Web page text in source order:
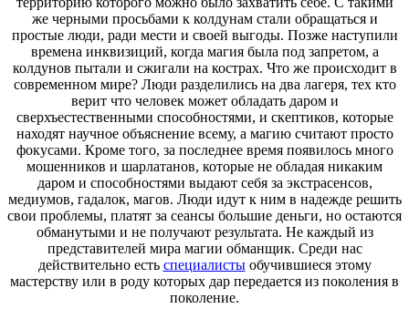
же черными просьбами к колдунам стали обращаться и
простые люди, ради мести и своей выгоды. Позже наступили
времена инквизиций, когда магия была под запретом, а
колдунов пытали и сжигали на кострах. Что же происходит в
современном мире? Люди разделились на два лагеря, тех кто
верит что человек может обладать даром и
сверхъестественными способностями, и скептиков, которые
находят научное объяснение всему, а магию считают просто
фокусами. Кроме того, за последнее время появилось много
мошенников и шарлатанов, которые не обладая никаким
даром и способностями выдают себя за экстрасенсов,
медиумов, гадалок, магов. Люди идут к ним в надежде решить
свои проблемы, платят за сеансы большие деньги, но остаются
обманутыми и не получают результата. Не каждый из
представителей мира магии обманщик. Среди нас
действительно есть специалистыобучившиеся этому
мастерству или в роду которых дар передается из поколения в
поколение.